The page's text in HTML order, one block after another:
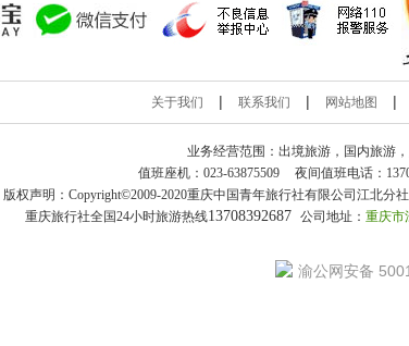
关于我们 | 联系我们 | 网站地图 |
业务经营范围：出境旅游，国内旅游
值班座机： 023-63875509 夜间值班电话：
版权声明：Copyright©2009-2020重庆中国青年旅行社有限公司江北分
重庆旅行社全国24小时旅游热线13708392687 公司地址： 重庆市
渝公网安备